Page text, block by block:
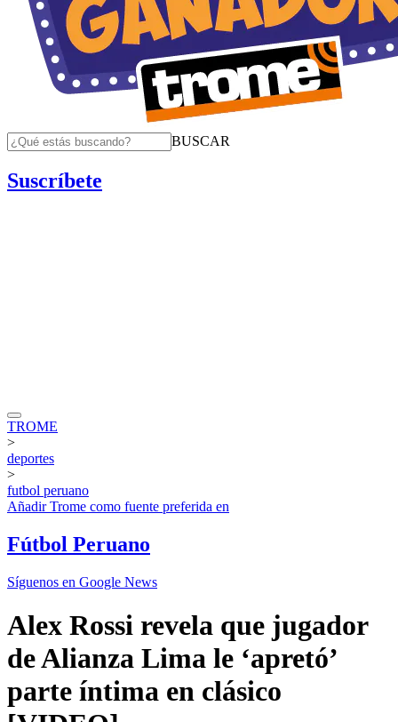
BUSCAR
Suscríbete
TROME
>
deportes
>
futbol peruano
AñadirTrome como fuente preferida en
Fútbol Peruano
Síguenos en Google News
Alex Rossi revela que jugador
de Alianza Lima le ‘apretó’
parte íntima en clásico